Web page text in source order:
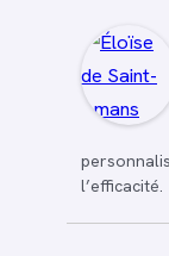
l’efficacité.